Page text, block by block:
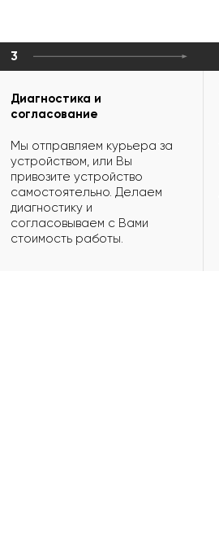
3
Диагностика и
согласование
Мы отправляем курьера за
устройством, или Вы
привозите устройство
самостоятельно. Делаем
диагностику и
согласовываем с Вами
стоимость работы.